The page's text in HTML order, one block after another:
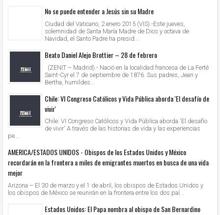
No se puede entender a Jesús sin su Madre
Ciudad del Vaticano, 2 enero 2015 (VIS).-Este jueves,
solemnidad de Santa María Madre de Dios y octava de
Navidad, el Santo Padre ha presid...
Beato Daniel Alejo Brottier – 28 de febrero
(ZENIT – Madrid).- Nació en la localidad francesa de La Ferté
Saint-Cyr el 7 de septiembre de 1876. Sus padres, Jean y
Bertha, humildes...
Chile: VI Congreso Católicos y Vida Pública aborda 'El desafío de
vivir'
Chile: VI Congreso Católicos y Vida Pública aborda 'El desafío
de vivir' A través de las historias de vida y las experiencias
pe...
AMERICA/ESTADOS UNIDOS - Obispos de los Estados Unidos y México
recordarán en la frontera a miles de emigrantes muertos en busca de una vida
mejor
Arizona – El 30 de marzo y el 1 de abril, los obispos de Estados Unidos y
los obispos de México se reunirán en la frontera entre los dos paí...
Estados Unidos: El Papa nombra al obispo de San Bernardino